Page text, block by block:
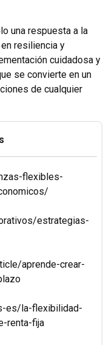
una respuesta a la
resiliencia y
cuidadosa y
se convierte en un
de cualquier
flexibles-
estrategias-
aprende-crear-
es/la-flexibilidad-
renta-fija